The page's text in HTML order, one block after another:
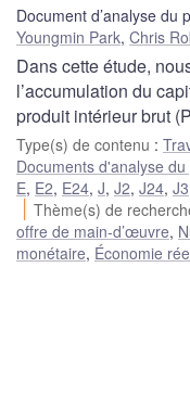
Document d’analyse du
Youngmin Park, Chris
Dans cette étude,
l’accumulation du
produit intérieur brut
Type(s) de contenu :
Documents d'analyse
E, E2, E24, J, J2, J24, J3
Thème(s) de
offre de main-d’œuvre,
monétaire, Économie